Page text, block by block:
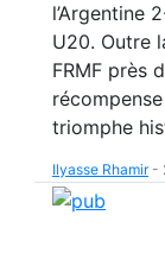
l’Argentine
U20. Outre
FRMF près
triomphe
Ilyasse Rhamir-